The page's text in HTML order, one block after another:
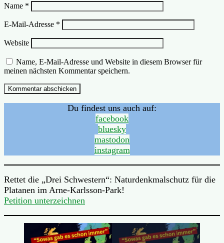
Name *
E-Mail-Adresse *
Website
Name, E-Mail-Adresse und Website in diesem Browser für
meinen nächsten Kommentar speichern.
Du findest uns auch auf:
facebook
bluesky
mastodon
instagram
Rettet die „Drei Schwestern“: Naturdenkmalschutz für die
Platanen im Arne-Karlsson-Park!
Petition unterzeichnen